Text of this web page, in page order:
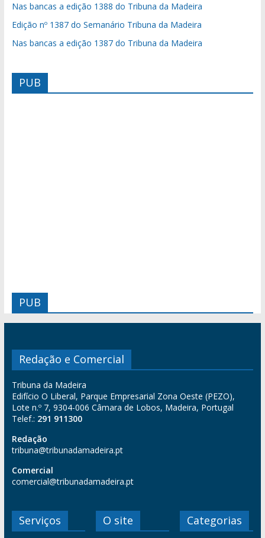
Nas bancas a edição 1388 do Tribuna da Madeira
Edição nº 1387 do Semanário Tribuna da Madeira
Nas bancas a edição 1387 do Tribuna da Madeira
PUB
PUB
Redação e Comercial
Tribuna da Madeira
Edifício O Liberal, Parque Empresarial Zona Oeste (PEZO),
Lote n.º 7, 9304-006 Câmara de Lobos, Madeira, Portugal
Telef.: 291 911300
Redação
tribuna@tribunadamadeira.pt
Comercial
comercial@tribunadamadeira.pt
Serviços O site Categorias